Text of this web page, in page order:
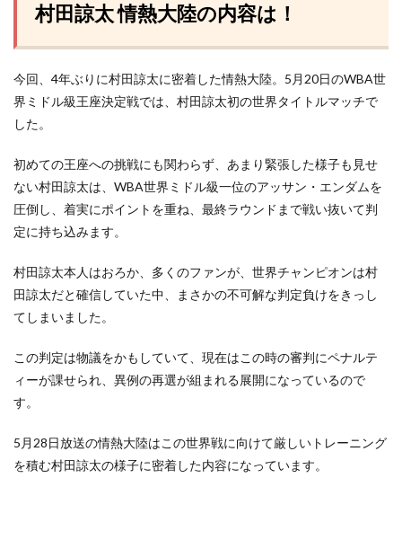
村田諒太 情熱大陸の内容は！
今回、4年ぶりに村田諒太に密着した情熱大陸。5月20日のWBA世
界ミドル級王座決定戦では、村田諒太初の世界タイトルマッチで
した。
初めての王座への挑戦にも関わらず、あまり緊張した様子も見せ
ない村田諒太は、WBA世界ミドル級一位のアッサン・エンダムを
圧倒し、着実にポイントを重ね、最終ラウンドまで戦い抜いて判
定に持ち込みます。
村田諒太本人はおろか、多くのファンが、世界チャンピオンは村
田諒太だと確信していた中、まさかの不可解な判定負けをきっし
てしまいました。
この判定は物議をかもしていて、現在はこの時の審判にペナルテ
ィーが課せられ、異例の再選が組まれる展開になっているので
す。
5月28日放送の情熱大陸はこの世界戦に向けて厳しいトレーニング
を積む村田諒太の様子に密着した内容になっています。